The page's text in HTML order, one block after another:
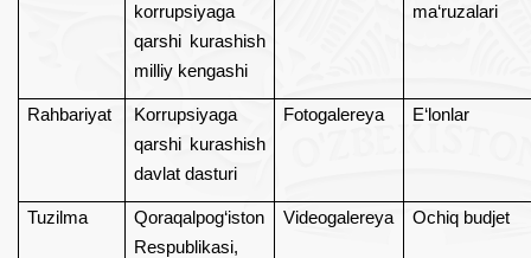
korrupsiyaga
qarshi kurashish
milliy kengashi
ma‘ruzalari
Rahbariyat
Korrupsiyaga
qarshi kurashish
davlat dasturi
Fotogalereya E‘lonlar
Tuzilma
Qoraqalpog‘iston
Respublikasi,
Videogalereya Ochiq budjet